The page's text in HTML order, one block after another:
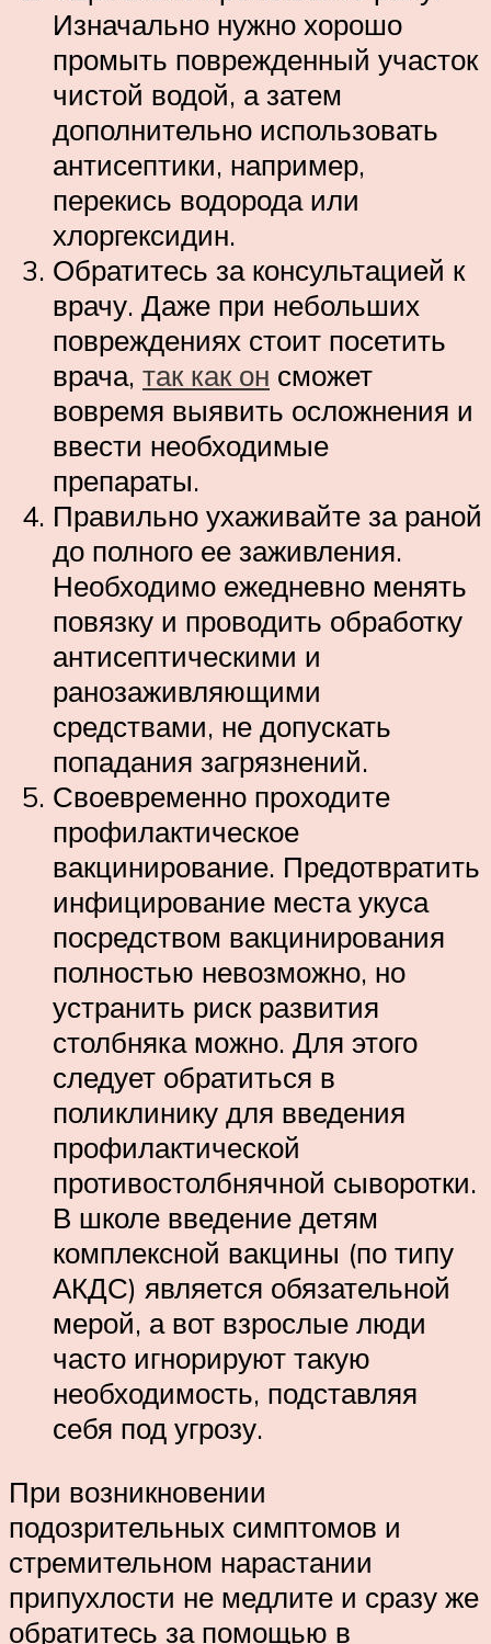
Изначально нужно хорошо
промыть поврежденный участок
чистой водой, а затем
дополнительно использовать
антисептики, например,
перекись водорода или
хлоргексидин.
Обратитесь за консультацией к
врачу. Даже при небольших
повреждениях стоит посетить
врача, так как он сможет
вовремя выявить осложнения и
ввести необходимые
препараты.
Правильно ухаживайте за раной
до полного ее заживления.
Необходимо ежедневно менять
повязку и проводить обработку
антисептическими и
ранозаживляющими
средствами, не допускать
попадания загрязнений.
Своевременно проходите
профилактическое
вакцинирование. Предотвратить
инфицирование места укуса
посредством вакцинирования
полностью невозможно, но
устранить риск развития
столбняка можно. Для этого
следует обратиться в
поликлинику для введения
профилактической
противостолбнячной сыворотки.
В школе введение детям
комплексной вакцины (по типу
АКДС) является обязательной
мерой, а вот взрослые люди
часто игнорируют такую
необходимость, подставляя
себя под угрозу.
При возникновении
подозрительных симптомов и
стремительном нарастании
припухлости не медлите и сразу же
обратитесь за помощью в